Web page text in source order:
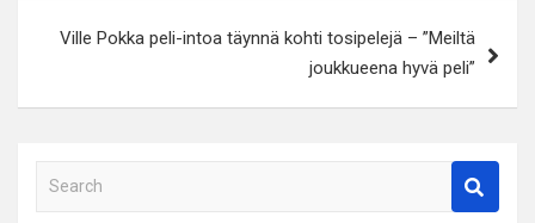
Ville Pokka peli-intoa täynnä kohti tosipelejä – ”Meiltä
joukkueena hyvä peli”